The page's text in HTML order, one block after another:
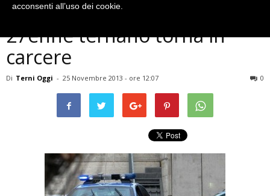
Terni, servizi sociali revocati:
27enne ternano torna in
carcere
Di Terni Oggi - 25 Novembre 2013 - ore 12:07 0
acconsenti all’uso dei cookie.